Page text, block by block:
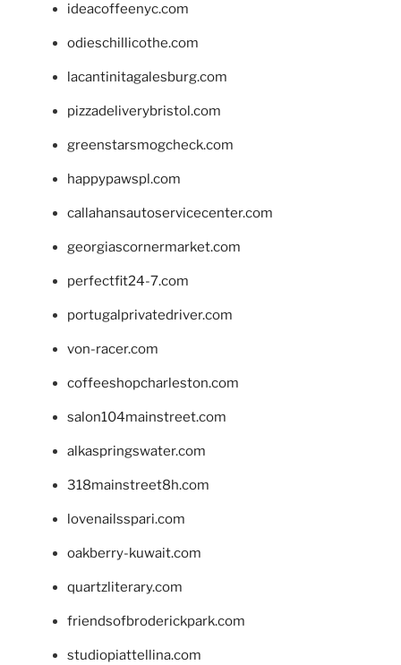
ideacoffeenyc.com
odieschillicothe.com
lacantinitagalesburg.com
pizzadeliverybristol.com
greenstarsmogcheck.com
happypawspl.com
callahansautoservicecenter.com
georgiascornermarket.com
perfectfit24-7.com
portugalprivatedriver.com
von-racer.com
coffeeshopcharleston.com
salon104mainstreet.com
alkaspringswater.com
318mainstreet8h.com
lovenailsspari.com
oakberry-kuwait.com
quartzliterary.com
friendsofbroderickpark.com
studiopiattellina.com